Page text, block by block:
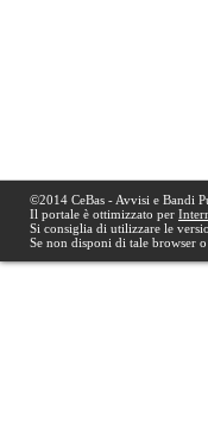
©2014 CeBas - Avvisi e Bandi
Il portale è ottimizzato per
Si consiglia di utilizzare le
Se non disponi di tale browser